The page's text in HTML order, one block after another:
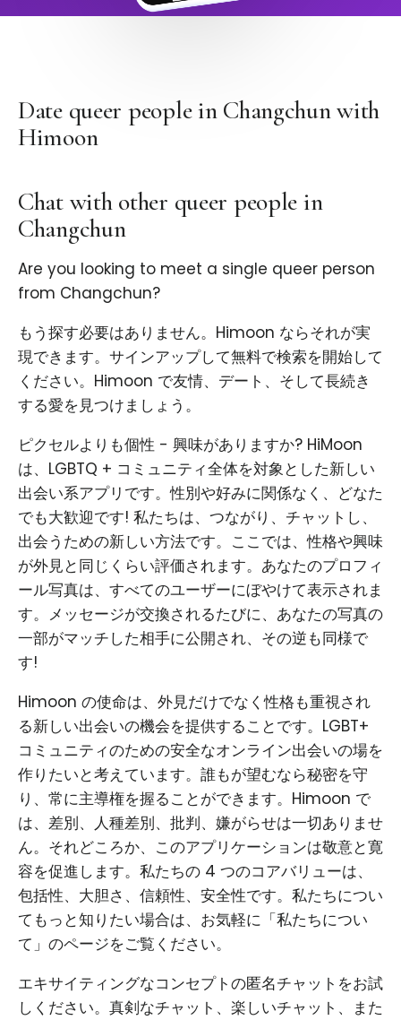
Date queer people in Changchun with
Himoon
Chat with other queer people in
Changchun
Are you looking to meet a single queer person
from Changchun?
もう探す必要はありません。Himoon ならそれが実
現できます。サインアップして無料で検索を開始して
ください。Himoon で友情、デート、そして長続き
する愛を見つけましょう。
ピクセルよりも個性 - 興味がありますか? HiMoon
は、LGBTQ + コミュニティ全体を対象とした新しい
出会い系アプリです。性別や好みに関係なく、どなた
でも大歓迎です! 私たちは、つながり、チャットし、
出会うための新しい方法です。ここでは、性格や興味
が外見と同じくらい評価されます。あなたのプロフィ
ール写真は、すべてのユーザーにぼやけて表示されま
す。メッセージが交換されるたびに、あなたの写真の
一部がマッチした相手に公開され、その逆も同様で
す!
Himoon の使命は、外見だけでなく性格も重視され
る新しい出会いの機会を提供することです。LGBT+
コミュニティのための安全なオンライン出会いの場を
作りたいと考えています。誰もが望むなら秘密を守
り、常に主導権を握ることができます。Himoon で
は、差別、人種差別、批判、嫌がらせは一切ありませ
ん。それどころか、このアプリケーションは敬意と寛
容を促進します。私たちの 4 つのコアバリューは、
包括性、大胆さ、信頼性、安全性です。私たちについ
てもっと知りたい場合は、お気軽に「私たちについ
て」のページをご覧ください。
エキサイティングなコンセプトの匿名チャットをお試
しください。真剣なチャット、楽しいチャット、また